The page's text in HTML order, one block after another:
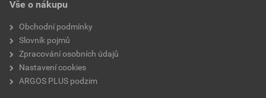
Vše o nákupu
Obchodní podmínky
Slovník pojmů
Zpracování osobních údajů
Nastavení cookies
ARGOS PLUS podzim